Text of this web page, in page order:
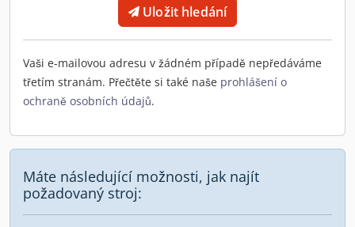
Uložit hledání
Vaši e-mailovou adresu v žádném případě nepředáváme
třetím stranám. Přečtěte si také naše prohlášení o
ochraně osobních údajů.
Máte následující možnosti, jak najít
požadovaný stroj: